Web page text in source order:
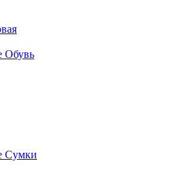
Обувь
Сумки